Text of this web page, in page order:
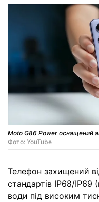
Moto G86 Power оснащений
Фото: YouTube
Телефон захищений
стандартів IP68/IP69
води під високим